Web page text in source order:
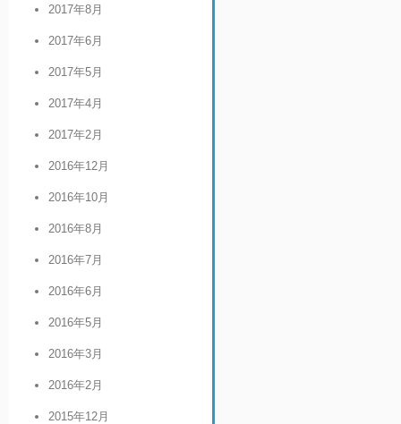
2017年8月
2017年6月
2017年5月
2017年4月
2017年2月
2016年12月
2016年10月
2016年8月
2016年7月
2016年6月
2016年5月
2016年3月
2016年2月
2015年12月